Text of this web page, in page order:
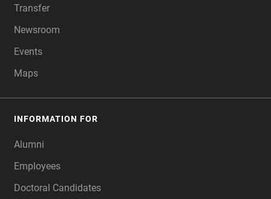
Transfer
Newsroom
Events
Maps
INFORMATION FOR
Alumni
Employees
Doctoral Candidates